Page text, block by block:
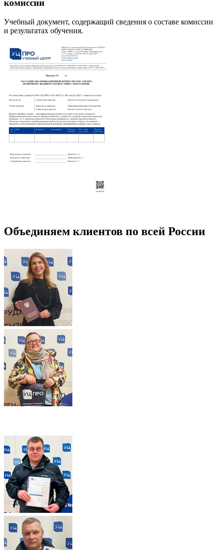
комиссии
Учебный документ, содержащий сведения о составе комиссии
и результатах обучения.
Объединяем клиентов по всей России